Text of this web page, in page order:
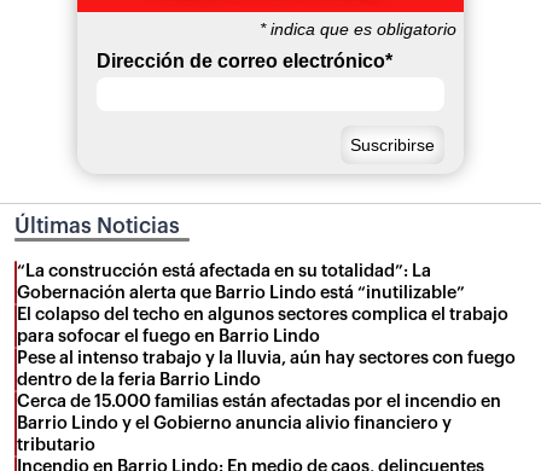
*indica que es obligatorio
Dirección de correo electrónico*
Últimas Noticias
“La construcción está afectada en su totalidad”: La
Gobernación alerta que Barrio Lindo está “inutilizable”
El colapso del techo en algunos sectores complica el trabajo
para sofocar el fuego en Barrio Lindo
Pese al intenso trabajo y la lluvia, aún hay sectores con fuego
dentro de la feria Barrio Lindo
Cerca de 15.000 familias están afectadas por el incendio en
Barrio Lindo y el Gobierno anuncia alivio financiero y
tributario
Incendio en Barrio Lindo: En medio de caos, delincuentes